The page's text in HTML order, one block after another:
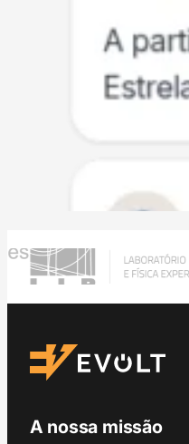
A nossa missão